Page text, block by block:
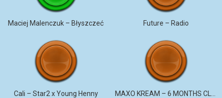
Maciej Malenczuk – Błyszczeć Future – Radio
Cali – Star2 x Young Henny